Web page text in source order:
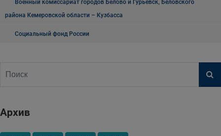
Военный комиссариат городов Белово и Гурьевск, Беловского
района Кемеровской области – Кузбасса
Социальный фонд России
Архив